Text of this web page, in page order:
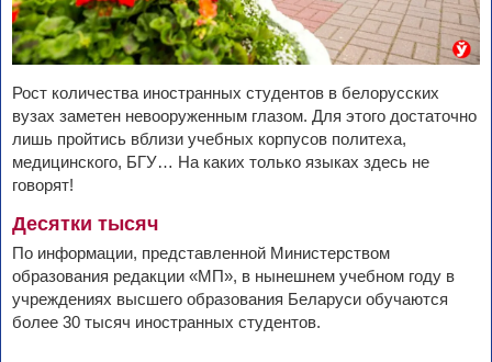
Рост количества иностранных студентов в белорусских
вузах заметен невооруженным глазом. Для этого достаточно
лишь пройтись вблизи учебных корпусов политеха,
медицинского, БГУ… На каких только языках здесь не
говорят!
Десятки тысяч
По информации, представленной Министерством
образования редакции «МП», в нынешнем учебном году в
учреждениях высшего образования Беларуси обучаются
более 30 тысяч иностранных студентов.